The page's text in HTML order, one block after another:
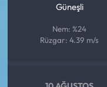
Güneşli
Nem: %24
Rüzgar: 4.39 m/s